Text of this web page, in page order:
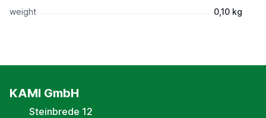
weight 0,10 kg
KAMI GmbH
Steinbrede 12